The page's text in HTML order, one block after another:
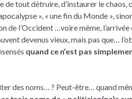
de tout détruire, d’instaurer le chaos,
», « une fin du Monde »,
de l’Occident …voire même, l’arrivée
devenus vieux, mais pas que…
quand ce n’est pas
des noms… ? Peut-être… quand